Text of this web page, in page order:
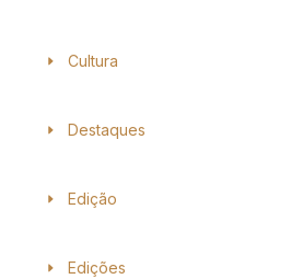
Cultura
Destaques
Edição
Edições